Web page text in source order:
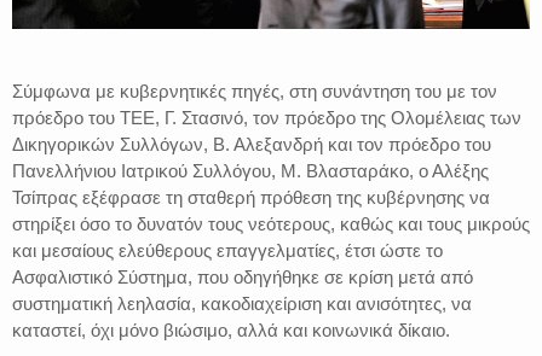
Σύμφωνα με κυβερνητικές πηγές, στη συνάντηση του με τον
πρόεδρο του ΤΕΕ, Γ. Στασινό, τον πρόεδρο της Ολομέλειας των
Δικηγορικών Συλλόγων, Β. Αλεξανδρή και τον πρόεδρο του
Πανελλήνιου Ιατρικού Συλλόγου, Μ. Βλασταράκο, ο Αλέξης
Τσίπρας εξέφρασε τη σταθερή πρόθεση της κυβέρνησης να
στηρίξει όσο το δυνατόν τους νεότερους, καθώς και τους μικρούς
και μεσαίους ελεύθερους επαγγελματίες, έτσι ώστε το
Ασφαλιστικό Σύστημα, που οδηγήθηκε σε κρίση μετά από
συστηματική λεηλασία, κακοδιαχείριση και ανισότητες, να
καταστεί, όχι μόνο βιώσιμο, αλλά και κοινωνικά δίκαιο.